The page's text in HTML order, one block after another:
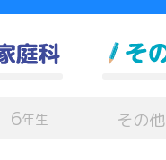
6年生 その他